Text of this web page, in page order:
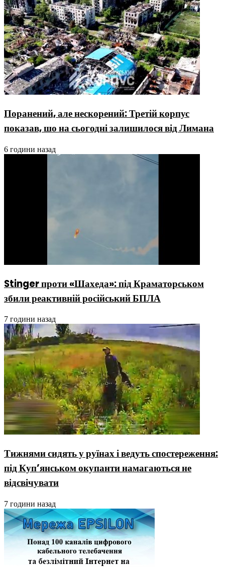
Поранений, але нескорений: Третій корпус
показав, шо на сьогодні залишилося від Лимана
6 години назад
Stinger проти «Шахеда»: під Краматорськом
збили реактивній російський БПЛА
7 години назад
Тижнями сидять у руїнах і ведуть спостереження:
під Куп’янськом окупанти намагаються не
відсвічувати
7 години назад